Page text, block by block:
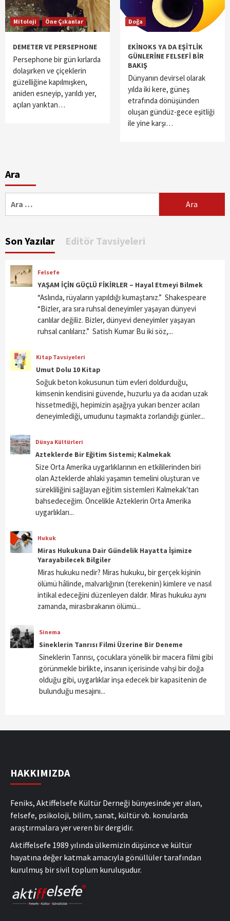
Mitoloji Öne Çıkanlar
DEMETER VE PERSEPHONE
Persephone bir gün kırlarda
dolaşırken ve çiçeklerin
güzelliğine kapılmışken,
aniden esneyip, yarıldı yer,
açılan yarıktan…
Doğa
EKİNOKS YA DA EŞİTLİK
GÜNLERİNE FELSEFİ BİR
BAKIŞ
Dünyanın devirsel olarak
yılda iki kere, güneş
etrafında dönüşünden
oluşan gündüz-gece eşitliği
ile yine karşı…
Ara
Son Yazılar Editör Tavsiyeleri
Felsefe
YAŞAM İÇİN GÜÇLÜ FİKİRLER – Hayal Etmeyi Bilmek
“Aslında, rüyaların yapıldığı kumaştanız.” Shakespeare
“Bizler, ara sıra ruhsal deneyimler yaşayan dünyevi
canlılar değiliz. Bizler, dünyevi deneyimler yaşayan
ruhsal canlılarız.” Satish Kumar Bu iki söz,...
Kitap Tavsiyeleri
Umut Dolu 10 Kitap
Soğuk beton kokusunun tüm evleri doldurduğu,
kimsenin kendisini güvende, huzurlu ya da acıdan uzak
hissetmediği, hepimizin aşağıya yukarı benzer acıları
deneyimlediği, umudunu taşımakta zorlandığı günler...
Dünya Kültürleri
Azteklerde Bir Eğitim Sistemi; Kalmekak
Size Orta Amerika uygarlıklarının en etkililerinden biri
olan Azteklerde ahlaki yaşamın temelini oluşturan ve
sürekliliğini sağlayan eğitim sistemleri Kalmekak'tan
bahsedeceğim. Öncelikle Azteklerin Orta Amerika
uygarlıkları...
Hukuk
Miras Hukukuna Dair Gündelik Hayatta İşimize
Yarayabilecek Bilgiler
Miras hukuku nedir? Miras hukuku, bir gerçek kişinin
ölümü hâlinde, malvarlığının (terekenin) kimlere ve nasıl
intikal edeceğini düzenleyen daldır. Miras hukuku aynı
zamanda, mirasbırakanın ölümü...
Sinema
Sineklerin Tanrısı Filmi Üzerine Bir Deneme
Sineklerin Tanrısı, çocuklara yönelik bir macera filmi gibi
görünmekle birlikte, insanın içerisinde vahşi bir doğa
olduğu gibi, uygarlıklar inşa edecek bir kapasitenin de
bulunduğu mesajını...
HAKKIMIZDA
Feniks, Aktiffelsefe Kültür Derneği bünyesinde yer alan,
felsefe, psikoloji, bilim, sanat, kültür vb. konularda
araştırmalara yer veren bir dergidir.
Aktiffelsefe 1989 yılında ülkemizin düşünce ve kültür
hayatına değer katmak amacıyla gönüllüler tarafından
kurulmuş bir sivil toplum kuruluşudur.